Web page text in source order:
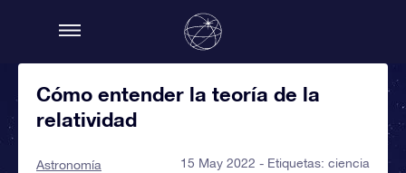
Cómo entender la teoría de la
relatividad
Astronomía 15 May 2022 - Etiquetas: ciencia